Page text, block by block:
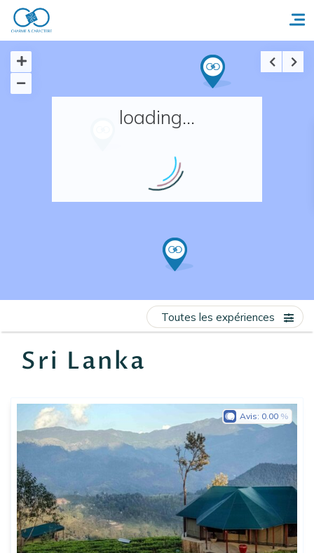
Accueil
Nos adresses en France
Notre programme de fidélité
loading...
Sri Lanka
Toutes les expériences
Avis: 0.00